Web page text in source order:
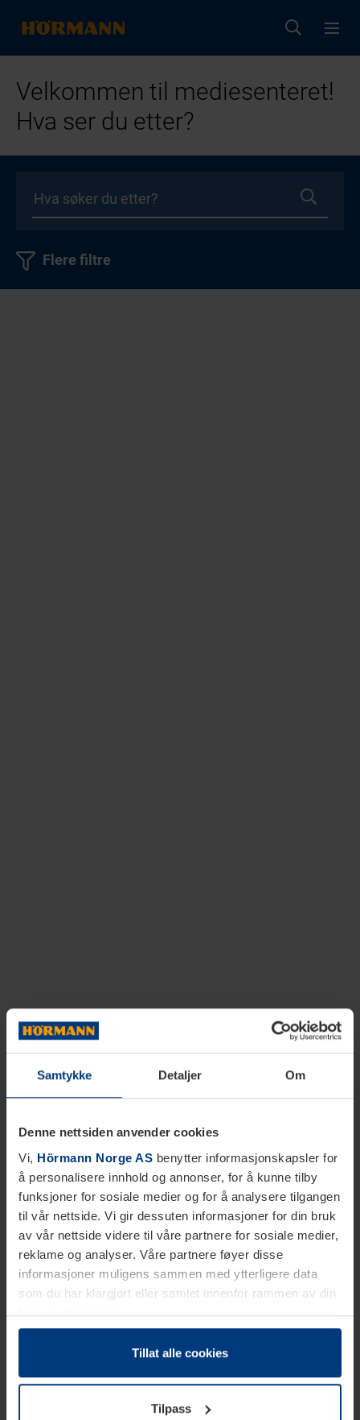
Samtykke Detaljer Om
Denne nettsiden anvender cookies
Vi, Hörmann Norge AS benytter informasjonskapsler for
å personalisere innhold og annonser, for å kunne tilby
funksjoner for sosiale medier og for å analysere tilgangen
til vår nettside. Vi gir dessuten informasjoner for din bruk
av vår nettside videre til våre partnere for sosiale medier,
reklame og analyser. Våre partnere føyer disse
informasjoner muligens sammen med ytterligere data
som du har klargjort eller samlet innenfor rammen av din
bruk av tjenestene.
Etter loven kan vi lagre informasjonskapsler på din
datamaskin, hvis disse er absolutt nødvendig for drift av
trenger vi din tillatelse. Du kan når som helst endre eller
tilbakekalle ditt samtykke i forklaringen av
Tillat alle cookies
Tilpass
Velkommen til mediesenteret!
Hva ser du etter?
Flere filtre